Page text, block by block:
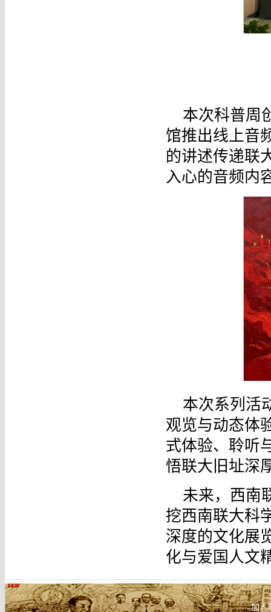
本次科普周
馆推出线上音
的讲述传递联
入心的音频内
本次系列活
观览与动态体
式体验、聆听
悟联大旧址深
未来，西南
挖西南联大科
深度的文化展
化与爱国人文
加入